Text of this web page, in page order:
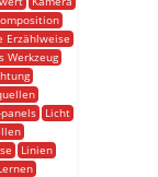
Erzählweise
Werkzeug
panels
Licht
Linien